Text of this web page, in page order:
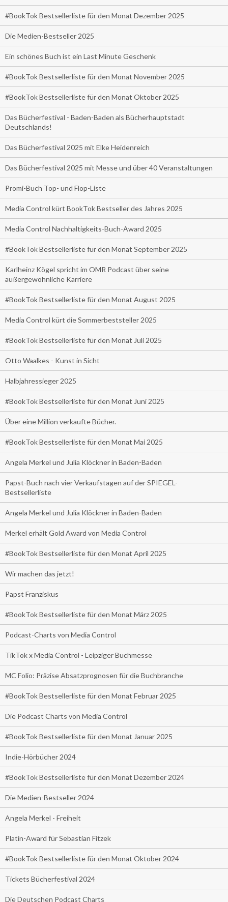
#BookTok Bestsellerliste für den Monat Dezember 2025
Die Medien-Bestseller 2025
Ein schönes Buch ist ein Last Minute Geschenk
#BookTok Bestsellerliste für den Monat November 2025
#BookTok Bestsellerliste für den Monat Oktober 2025
Das Bücherfestival - Baden-Baden als Bücherhauptstadt
Deutschlands!
Das Bücherfestival 2025 mit Elke Heidenreich
Das Bücherfestival 2025 mit Messe und über 40 Veranstaltungen
Promi-Buch Top- und Flop-Liste
Media Control kürt BookTok Bestseller des Jahres 2025
Media Control Nachhaltigkeits-Buch-Award 2025
#BookTok Bestsellerliste für den Monat September 2025
Karlheinz Kögel spricht im OMR Podcast über seine
außergewöhnliche Karriere
#BookTok Bestsellerliste für den Monat August 2025
Media Control kürt die Sommerbeststeller 2025
#BookTok Bestsellerliste für den Monat Juli 2025
Otto Waalkes - Kunst in Sicht
Halbjahressieger 2025
#BookTok Bestsellerliste für den Monat Juni 2025
Über eine Million verkaufte Bücher.
#BookTok Bestsellerliste für den Monat Mai 2025
Angela Merkel und Julia Klöckner in Baden-Baden
Papst-Buch nach vier Verkaufstagen auf der SPIEGEL-
Bestsellerliste
Angela Merkel und Julia Klöckner in Baden-Baden
Merkel erhält Gold Award von Media Control
#BookTok Bestsellerliste für den Monat April 2025
Wir machen das jetzt!
Papst Franziskus
#BookTok Bestsellerliste für den Monat März 2025
Podcast-Charts von Media Control
TikTok x Media Control - Leipziger Buchmesse
MC Folio: Präzise Absatzprognosen für die Buchbranche
#BookTok Bestsellerliste für den Monat Februar 2025
Die Podcast Charts von Media Control
#BookTok Bestsellerliste für den Monat Januar 2025
Indie-Hörbücher 2024
#BookTok Bestsellerliste für den Monat Dezember 2024
Die Medien-Bestseller 2024
Angela Merkel - Freiheit
Platin-Award für Sebastian Fitzek
#BookTok Bestsellerliste für den Monat Oktober 2024
Tickets Bücherfestival 2024
Die Deutschen Podcast Charts